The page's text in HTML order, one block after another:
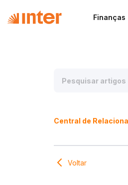
Finanças
Central de
Voltar